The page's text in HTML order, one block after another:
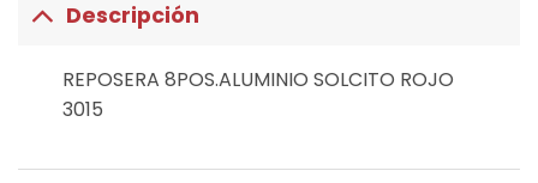
Descripción
REPOSERA 8POS.ALUMINIO SOLCITO ROJO
3015